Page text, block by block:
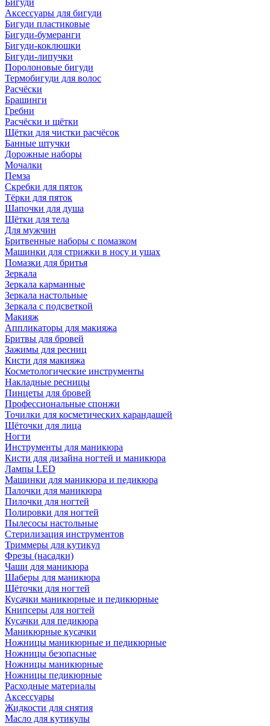
Бигуди
Аксессуары для бигуди
Бигуди пластиковые
Бигуди-бумеранги
Бигуди-коклюшки
Бигуди-липучки
Поролоновые бигуди
Термобигуди для волос
Расчёски
Брашинги
Гребни
Расчёски и щётки
Щётки для чистки расчёсок
Банные штучки
Дорожные наборы
Мочалки
Пемза
Скребки для пяток
Тёрки для пяток
Шапочки для душа
Щётки для тела
Для мужчин
Бритвенные наборы с помазком
Машинки для стрижки в носу и ушах
Помазки для бритья
Зеркала
Зеркала карманные
Зеркала настольные
Зеркала с подсветкой
Макияж
Аппликаторы для макияжа
Бритвы для бровей
Зажимы для ресниц
Кисти для макияжа
Косметологические инструменты
Накладные ресницы
Пинцеты для бровей
Профессиональные спонжи
Точилки для косметических карандашей
Щёточки для лица
Ногти
Инструменты для маникюра
Кисти для дизайна ногтей и маникюра
Лампы LED
Машинки для маникюра и педикюра
Палочки для маникюра
Пилочки для ногтей
Полировки для ногтей
Пылесосы настольные
Стерилизация инструментов
Триммеры для кутикул
Фрезы (насадки)
Чаши для маникюра
Шаберы для маникюра
Щёточки для ногтей
Кусачки маникюрные и педикюрные
Книпсеры для ногтей
Кусачки для педикюра
Маникюрные кусачки
Ножницы маникюрные и педикюрные
Ножницы безопасные
Ножницы маникюрные
Ножницы педикюрные
Расходные материалы
Аксессуары
Жидкости для снятия
Масло для кутикулы